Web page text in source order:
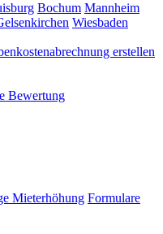
Bochum Mannheim
Wiesbaden
erstellen
Bewertung
Mieterhöhung Formulare